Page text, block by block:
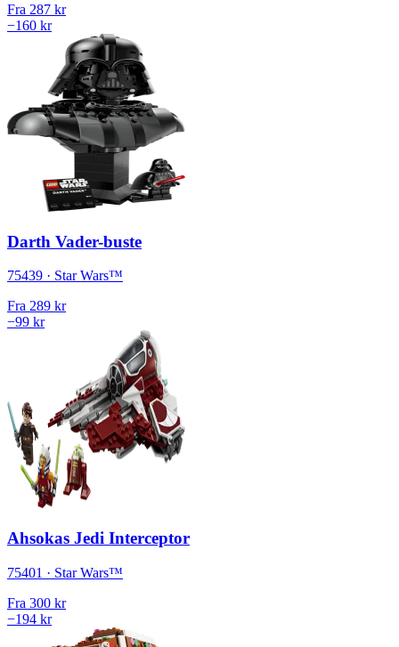
Fra 287 kr
−160 kr
Darth Vader-buste
75439 · Star Wars™
Fra 289 kr
−99 kr
Ahsokas Jedi Interceptor
75401 · Star Wars™
Fra 300 kr
−194 kr